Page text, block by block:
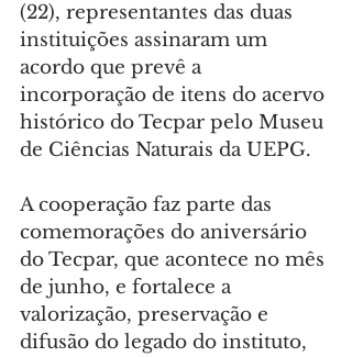
(22), representantes das duas
instituições assinaram um
acordo que prevê a
incorporação de itens do acervo
histórico do Tecpar pelo Museu
de Ciências Naturais da UEPG.
A cooperação faz parte das
comemorações do aniversário
do Tecpar, que acontece no mês
de junho, e fortalece a
valorização, preservação e
difusão do legado do instituto,